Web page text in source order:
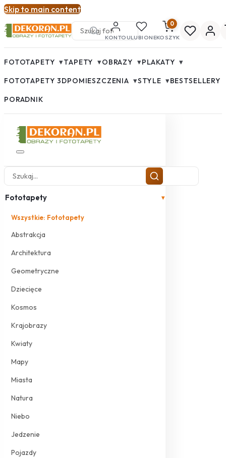
Skip to main content
KONTOULUBIONE
0
KOSZYK
FOTOTAPETY ▾TAPETY ▾OBRAZY ▾PLAKATY ▾
FOTOTAPETY 3DPOMIESZCZENIA ▾STYLE ▾BESTSELLERY
PORADNIK
Fototapety ▾
Wszystkie: Fototapety
Abstrakcja
Architektura
Geometryczne
Dziecięce
Kosmos
Krajobrazy
Kwiaty
Mapy
Miasta
Natura
Niebo
Jedzenie
Pojazdy